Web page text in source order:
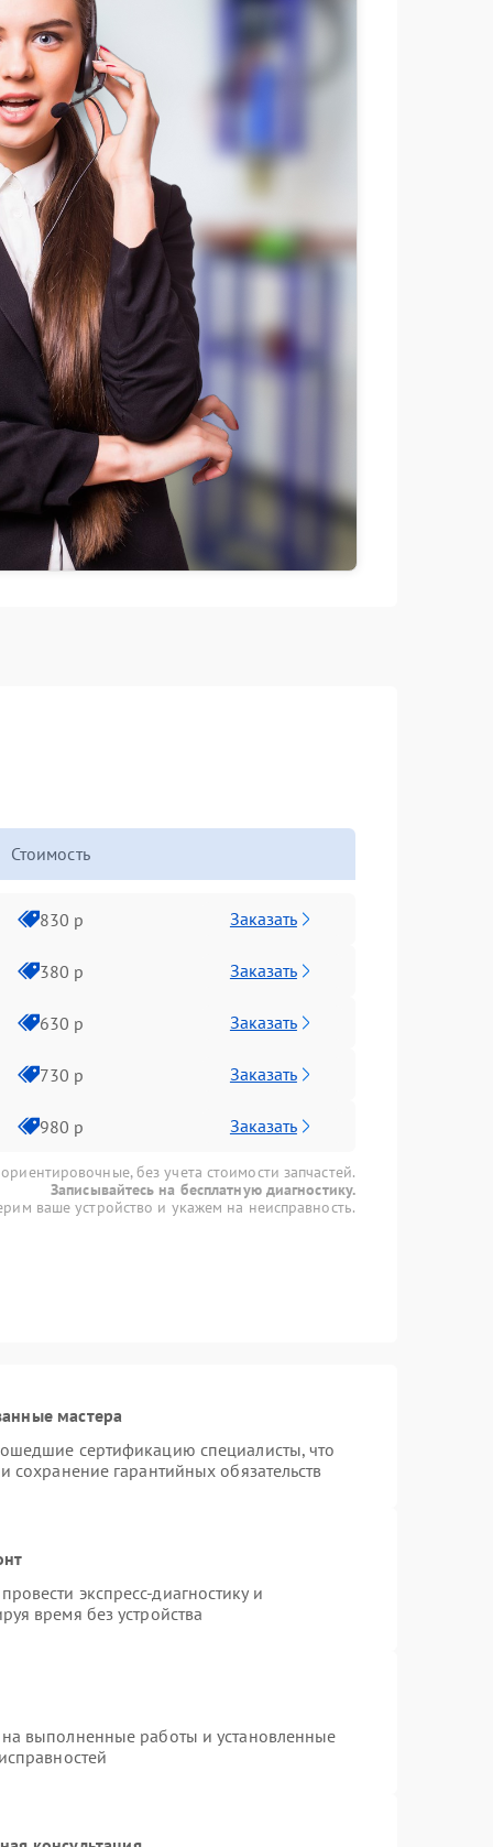
Стоимость
830 р Заказать
380 р Заказать
630 р Заказать
730 р Заказать
980 р Заказать
без учета стоимости запчастей.
Записывайтесь на бесплатную диагностику.
ваше устройство и укажем на неисправность.
мастера
сертификацию специалисты, что
сохранение гарантийных обязательств
экспресс-диагностику и
время без устройства
выполненные работы и установленные